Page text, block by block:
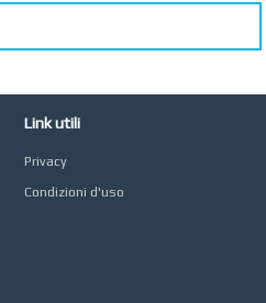
STUDIO MICCI
Commercialista e
AZIENDA AGRICOLA DI
COLA
Link utili
Privacy
Condizioni d'uso